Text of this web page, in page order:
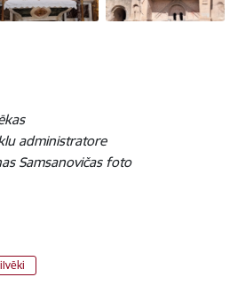
administratore
Samsanovičas foto